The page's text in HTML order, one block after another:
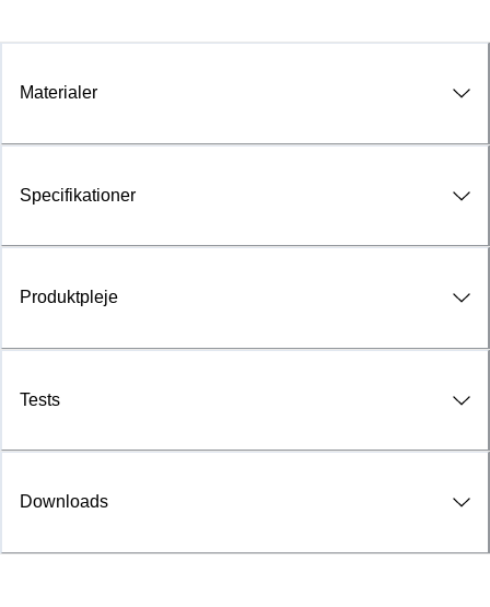
Materialer
Specifikationer
Produktpleje
Tests
Downloads